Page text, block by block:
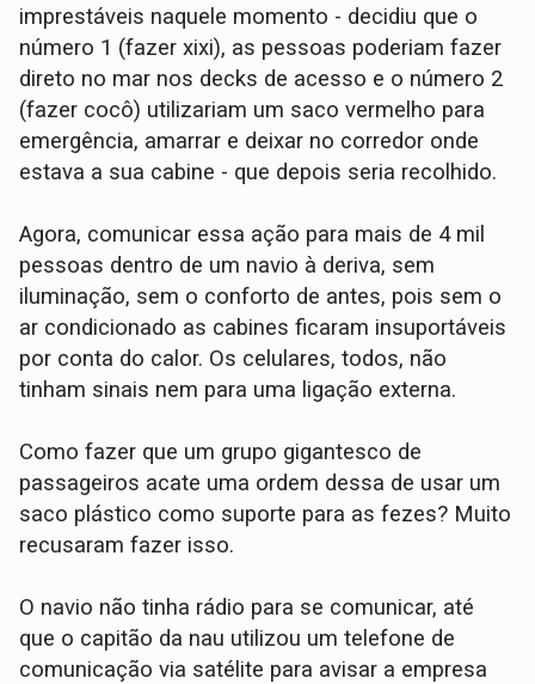
imprestáveis naquele momento - decidiu que o
número 1 (fazer xixi), as pessoas poderiam fazer
direto no mar nos decks de acesso e o número 2
(fazer cocô) utilizariam um saco vermelho para
emergência, amarrar e deixar no corredor onde
estava a sua cabine - que depois seria recolhido.
Agora, comunicar essa ação para mais de 4 mil
pessoas dentro de um navio à deriva, sem
iluminação, sem o conforto de antes, pois sem o
ar condicionado as cabines ficaram insuportáveis
por conta do calor. Os celulares, todos, não
tinham sinais nem para uma ligação externa.
Como fazer que um grupo gigantesco de
passageiros acate uma ordem dessa de usar um
saco plástico como suporte para as fezes? Muito
recusaram fazer isso.
O navio não tinha rádio para se comunicar, até
que o capitão da nau utilizou um telefone de
comunicação via satélite para avisar a empresa